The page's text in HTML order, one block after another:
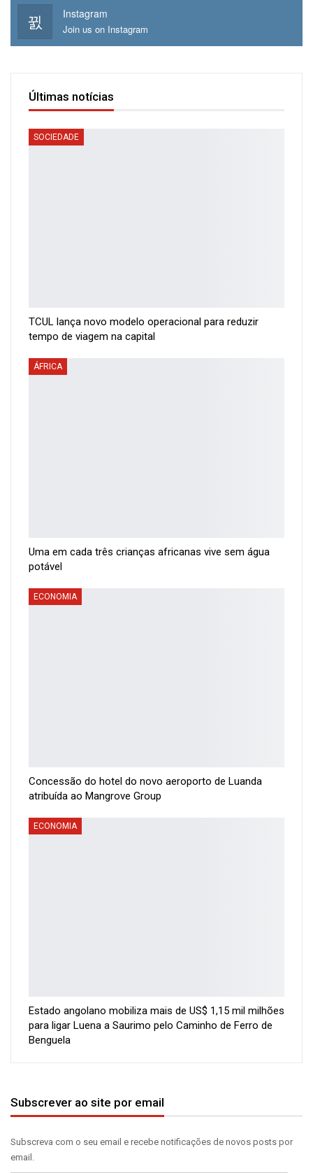
Instagram
Join us on Instagram
Últimas notícias
SOCIEDADE
TCUL lança novo modelo operacional para reduzir
tempo de viagem na capital
ÁFRICA
Uma em cada três crianças africanas vive sem água
potável
ECONOMIA
Concessão do hotel do novo aeroporto de Luanda
atribuída ao Mangrove Group
ECONOMIA
Estado angolano mobiliza mais de US$ 1,15 mil milhões
para ligar Luena a Saurimo pelo Caminho de Ferro de
Benguela
Subscrever ao site por email
Subscreva com o seu email e recebe notificações de novos posts por
email.